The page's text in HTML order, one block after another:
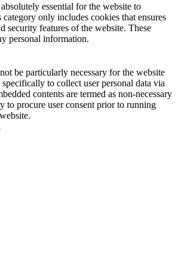
essential for the website to
only includes cookies that ensures
security features of the website. These
personal information.
be particularly necessary for the website
to collect user personal data via
contents are termed as non-necessary
to procure user consent prior to running